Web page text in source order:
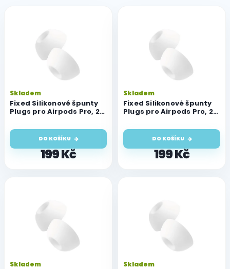
o
d
u
ů
Fixed Silikonové špunty
Plugs pro Airpods Pro, 2
Skladem
199 Kč
DO KOŠÍKU
Fixed Silikonové špunty
Plugs pro Airpods Pro, 2
Skladem
199 Kč
DO KOŠÍKU
Skladem Skladem